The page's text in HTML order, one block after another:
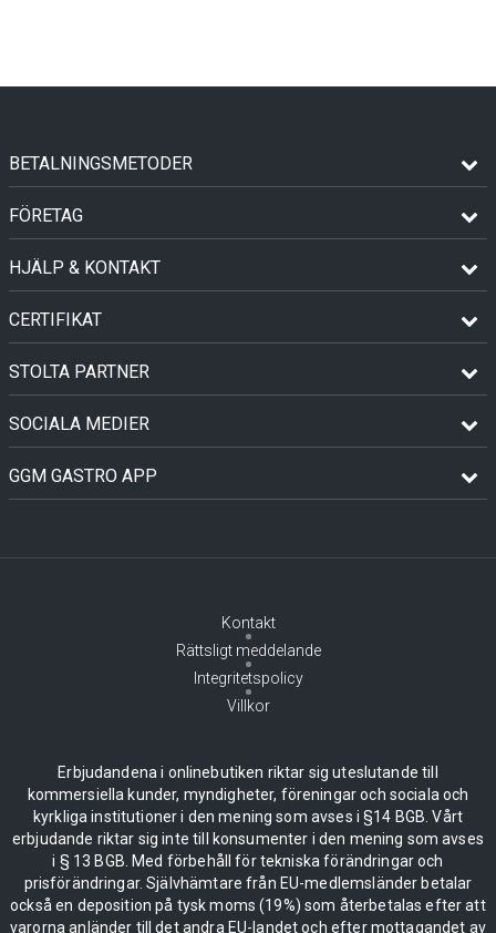
BETALNINGSMETODER
FÖRETAG
HJÄLP & KONTAKT
CERTIFIKAT
STOLTA PARTNER
SOCIALA MEDIER
GGM GASTRO APP
Kontakt
Rättsligt meddelande
Integritetspolicy
Villkor
Erbjudandena i onlinebutiken riktar sig uteslutande till
kommersiella kunder, myndigheter, föreningar och sociala och
kyrkliga institutioner i den mening som avses i §14 BGB. Vårt
erbjudande riktar sig inte till konsumenter i den mening som avses
i § 13 BGB. Med förbehåll för tekniska förändringar och
prisförändringar. Självhämtare från EU-medlemsländer betalar
också en deposition på tysk moms (19%) som återbetalas efter att
varorna anländer till det andra EU-landet och efter mottagandet av